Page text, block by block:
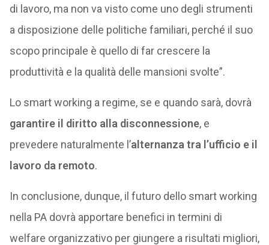
di lavoro, ma non va visto come uno degli strumenti
a disposizione delle politiche familiari, perché il suo
scopo principale è quello di far crescere la
produttività e la qualità delle mansioni svolte”.
Lo smart working a regime, se e quando sarà, dovrà
garantire il diritto alla disconnessione, e
prevedere naturalmente l’alternanza tra l’ufficio e il
lavoro da remoto.
In conclusione, dunque, il futuro dello smart working
nella PA dovrà apportare benefici in termini di
welfare organizzativo per giungere a risultati migliori,